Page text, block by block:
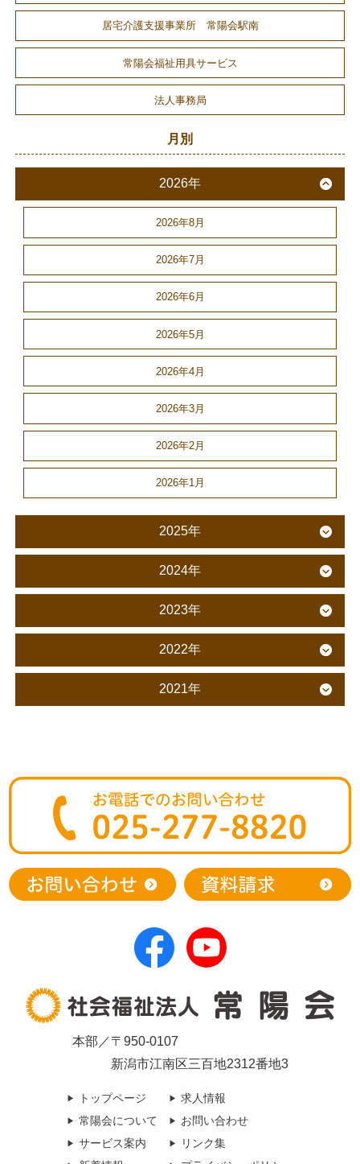
居宅介護支援事業所 常陽会駅南
常陽会福祉用具サービス
法人事務局
月別
2026年
2026年8月
2026年7月
2026年6月
2026年5月
2026年4月
2026年3月
2026年2月
2026年1月
2025年
2024年
2023年
2022年
2021年
本部／〒950-0107
新潟市江南区三百地2312番地3
トップページ
常陽会について
サービス案内
求人情報
お問い合わせ
リンク集